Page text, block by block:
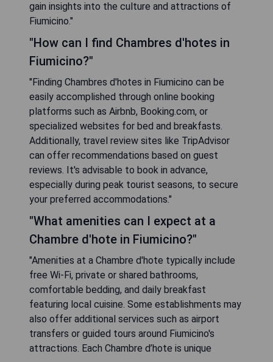
gain insights into the culture and attractions of
Fiumicino."
"How can I find Chambres d'hotes in
Fiumicino?"
"Finding Chambres d'hotes in Fiumicino can be
easily accomplished through online booking
platforms such as Airbnb, Booking.com, or
specialized websites for bed and breakfasts.
Additionally, travel review sites like TripAdvisor
can offer recommendations based on guest
reviews. It's advisable to book in advance,
especially during peak tourist seasons, to secure
your preferred accommodations."
"What amenities can I expect at a
Chambre d'hote in Fiumicino?"
"Amenities at a Chambre d'hote typically include
free Wi-Fi, private or shared bathrooms,
comfortable bedding, and daily breakfast
featuring local cuisine. Some establishments may
also offer additional services such as airport
transfers or guided tours around Fiumicino's
attractions. Each Chambre d’hote is unique